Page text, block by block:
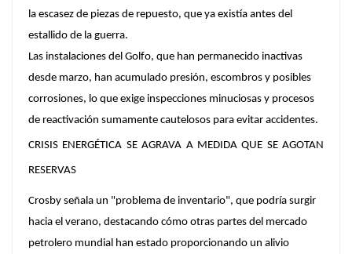
la escasez de piezas de repuesto, que ya existía antes del
estallido de la guerra.
Las instalaciones del Golfo, que han permanecido inactivas
desde marzo, han acumulado presión, escombros y posibles
corrosiones, lo que exige inspecciones minuciosas y procesos
de reactivación sumamente cautelosos para evitar accidentes.
CRISIS ENERGÉTICA SE AGRAVA A MEDIDA QUE SE AGOTAN
RESERVAS
Crosby señala un "problema de inventario", que podría surgir
hacia el verano, destacando cómo otras partes del mercado
petrolero mundial han estado proporcionando un alivio